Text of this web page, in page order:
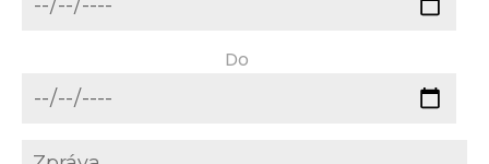
Do